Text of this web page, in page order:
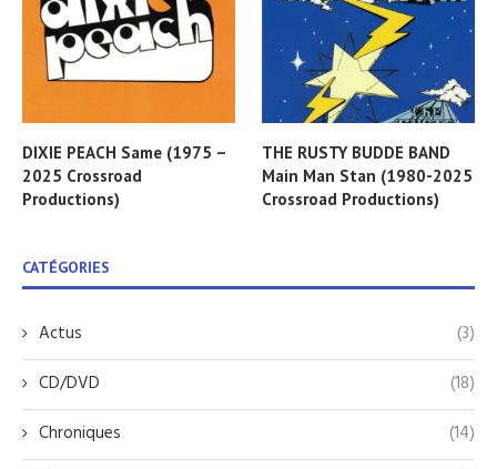
DIXIE PEACH Same (1975 –
2025 Crossroad
Productions)
THE RUSTY BUDDE BAND
Main Man Stan (1980-2025
Crossroad Productions)
CATÉGORIES
Actus
(3)
CD/DVD
(18)
Chroniques
(14)